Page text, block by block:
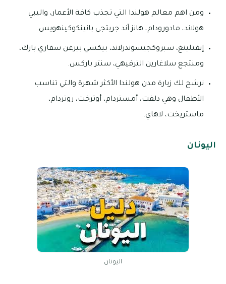
ومن اهم معالم هولندا التي تجذب كافة الأعمار، واليبي
هولاند، مادورودام، هانز آند جريتجي بانينكوكينهويس.
إيفتلينغ، سبروكجيسوندرلاند، بيكسي بيرغن سفاري بارك،
ومنتجع سلاغارين الترفيهي، سنتر باركس.
نرشح لك زيارة مدن هولندا الأكثر شهرة والتي تناسب
الأطفال وهي دلفت، أمستردام، أوترخت، روتردام،
ماستريخت، لاهاي.
اليونان
اليونان